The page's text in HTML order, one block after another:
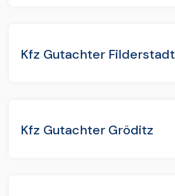
Kfz Gutachter Filderstadt
Kfz Gutachter Gröditz